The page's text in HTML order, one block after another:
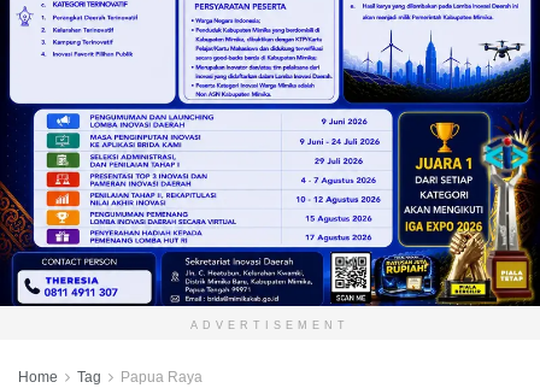
ADVERTISEMENT
Home Tag Papua Raya